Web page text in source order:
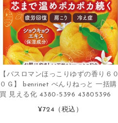
【バスロマンほっこりゆずの香り６０
０Ｇ】 benrinet べんりねっと 一括購
買 見える化 4380-5396 43805396
¥724 （税込）